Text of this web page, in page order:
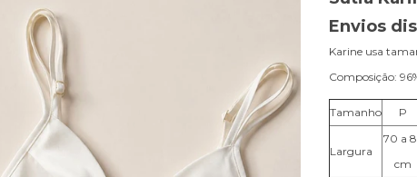
Envios
Karine usa
Composição:
Tamanho P
Largura
70 a
cm